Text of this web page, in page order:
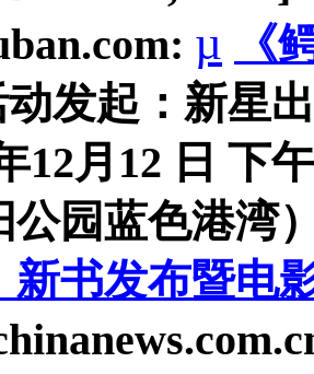
µ 《
动发起 ：新星
12月 12 日 下午
公园蓝色港湾
新书发布暨电